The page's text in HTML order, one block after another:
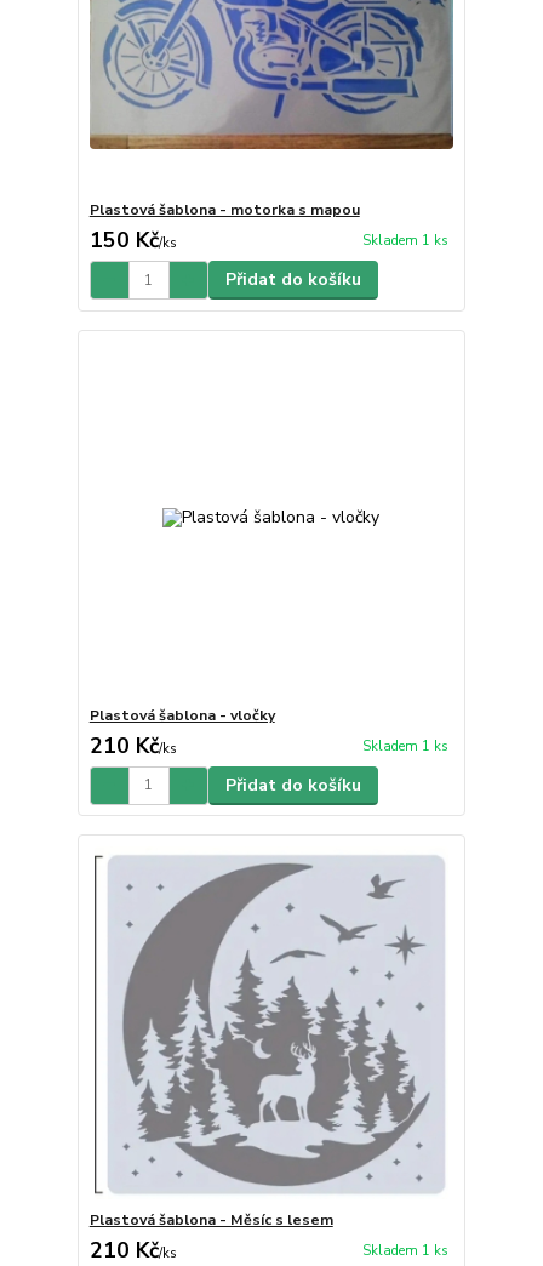
Plastová šablona - motorka s mapou
150 Kč/ks Skladem 1 ks
Přidat do košíku
Plastová šablona - vločky
210 Kč/ks Skladem 1 ks
Přidat do košíku
Plastová šablona - Měsíc s lesem
210 Kč/ks Skladem 1 ks